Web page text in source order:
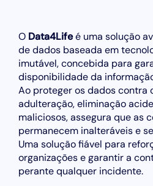
O Data4Lifeé uma solução
de dados baseada em
imutável, concebida para
disponibilidade da
Ao proteger os dados contra
adulteração, eliminação
maliciosos, assegura que as
permanecem inalteráveis e
Uma solução fiável para
organizações e garantir a
perante qualquer incidente.